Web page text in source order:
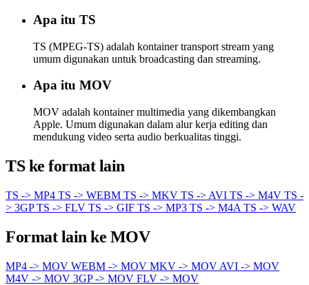
Apa itu TS
TS (MPEG-TS) adalah kontainer transport stream yang
umum digunakan untuk broadcasting dan streaming.
Apa itu MOV
MOV adalah kontainer multimedia yang dikembangkan
Apple. Umum digunakan dalam alur kerja editing dan
mendukung video serta audio berkualitas tinggi.
TS ke format lain
TS -> MP4 TS -> WEBM TS -> MKV TS -> AVI TS -> M4V TS -
> 3GPTS -> FLV TS -> GIF TS -> MP3 TS -> M4A TS -> WAV
Format lain ke MOV
MP4 -> MOV WEBM -> MOV MKV -> MOV AVI -> MOV
M4V -> MOV 3GP -> MOV FLV -> MOV